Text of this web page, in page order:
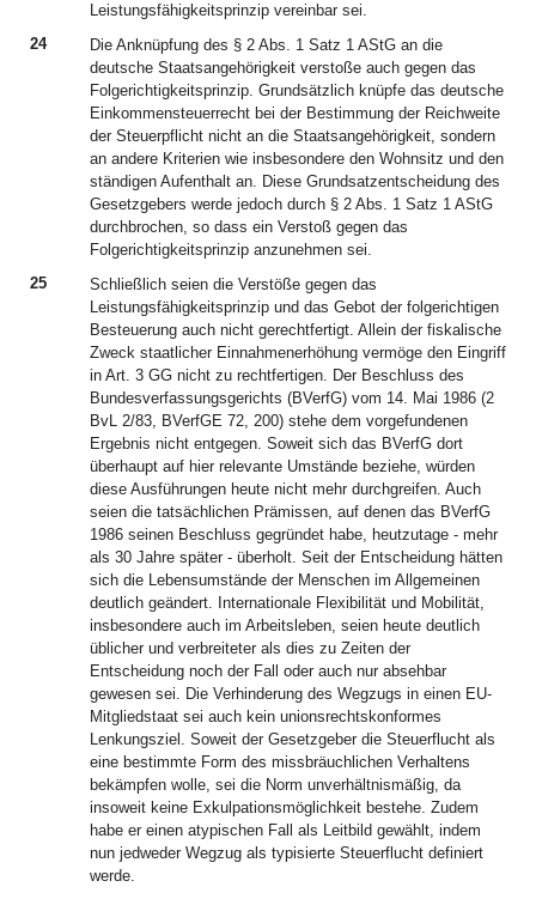
Leistungsfähigkeitsprinzip vereinbar sei.
24
Die Anknüpfung des § 2 Abs. 1 Satz 1 AStG an die
deutsche Staatsangehörigkeit verstoße auch gegen das
Folgerichtigkeitsprinzip. Grundsätzlich knüpfe das deutsche
Einkommensteuerrecht bei der Bestimmung der Reichweite
der Steuerpflicht nicht an die Staatsangehörigkeit, sondern
an andere Kriterien wie insbesondere den Wohnsitz und den
ständigen Aufenthalt an. Diese Grundsatzentscheidung des
Gesetzgebers werde jedoch durch § 2 Abs. 1 Satz 1 AStG
durchbrochen, so dass ein Verstoß gegen das
Folgerichtigkeitsprinzip anzunehmen sei.
25
Schließlich seien die Verstöße gegen das
Leistungsfähigkeitsprinzip und das Gebot der folgerichtigen
Besteuerung auch nicht gerechtfertigt. Allein der fiskalische
Zweck staatlicher Einnahmenerhöhung vermöge den Eingriff
in Art. 3 GG nicht zu rechtfertigen. Der Beschluss des
Bundesverfassungsgerichts (BVerfG) vom 14. Mai 1986 (2
BvL 2/83, BVerfGE 72, 200) stehe dem vorgefundenen
Ergebnis nicht entgegen. Soweit sich das BVerfG dort
überhaupt auf hier relevante Umstände beziehe, würden
diese Ausführungen heute nicht mehr durchgreifen. Auch
seien die tatsächlichen Prämissen, auf denen das BVerfG
1986 seinen Beschluss gegründet habe, heutzutage - mehr
als 30 Jahre später - überholt. Seit der Entscheidung hätten
sich die Lebensumstände der Menschen im Allgemeinen
deutlich geändert. Internationale Flexibilität und Mobilität,
insbesondere auch im Arbeitsleben, seien heute deutlich
üblicher und verbreiteter als dies zu Zeiten der
Entscheidung noch der Fall oder auch nur absehbar
gewesen sei. Die Verhinderung des Wegzugs in einen EU-
Mitgliedstaat sei auch kein unionsrechtskonformes
Lenkungsziel. Soweit der Gesetzgeber die Steuerflucht als
eine bestimmte Form des missbräuchlichen Verhaltens
bekämpfen wolle, sei die Norm unverhältnismäßig, da
insoweit keine Exkulpationsmöglichkeit bestehe. Zudem
habe er einen atypischen Fall als Leitbild gewählt, indem
nun jedweder Wegzug als typisierte Steuerflucht definiert
werde.